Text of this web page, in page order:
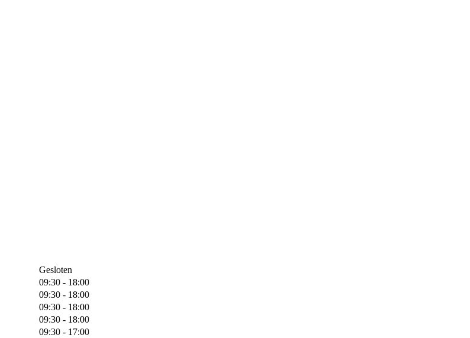
Gesloten
09:30 - 18:00
09:30 - 18:00
09:30 - 18:00
09:30 - 18:00
09:30 - 17:00